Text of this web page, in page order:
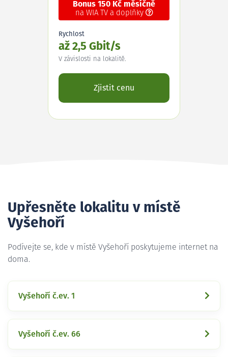
Bonus 150 Kč měsíčně
na WIA TV a doplňky
Rychlost
až 2,5 Gbit/s
V závislosti na lokalitě.
Zjistit cenu
Upřesněte lokalitu v místě
Vyšehoří
Podívejte se, kde v místě Vyšehoří poskytujeme internet na
doma.
Vyšehoří č.ev. 1
Vyšehoří č.ev. 66